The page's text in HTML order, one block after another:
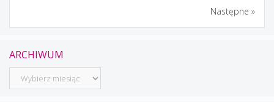
Następne »
ARCHIWUM
Archiwum